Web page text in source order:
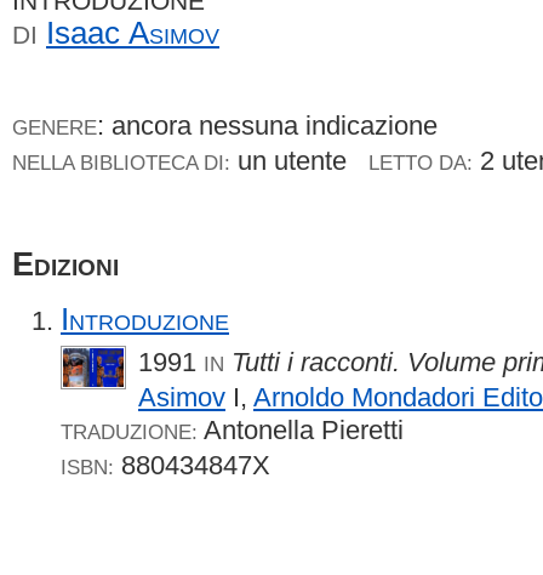
DI Isaac Asimov
GENERE: ancora nessuna indicazione
NELLA BIBLIOTECA DI: un utente LETTO DA: 2
Edizioni
Introduzione
1991 IN Tutti i racconti. Volume
Asimov I, Arnoldo Mondadori
TRADUZIONE: Antonella Pieretti
ISBN: 880434847X